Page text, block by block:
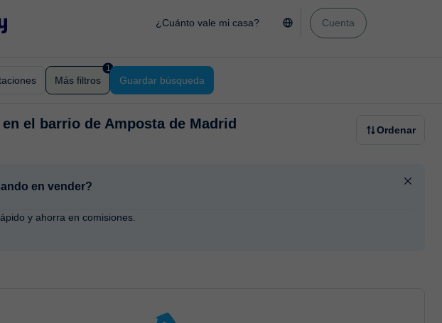
¿Cuánto vale mi casa? Cuenta
Más filtros
1
Guardar búsqueda
el barrio de Amposta de Madrid Ordenar
en vender?
y ahorra en comisiones.